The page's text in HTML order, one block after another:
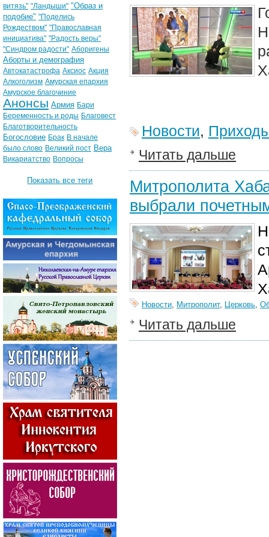
Новости,
Читать дальше
Митрополита
выбрали
Новости, Митрополит, Церковь,
Читать дальше
витязь" "Ландыши" "Образ и
подобие" "Поделись
Рождеством" "Православная
инициатива" "Радость веры"
"Синдром радости" Аборигены
Аборты и демография
Автокатастрофа Аксиос Акция
Алкоголизм Амурская епархия
Амурское благочиние
Анонсы Армия Бари
Беременность и роды Благовест
Благотворительность
Богословие Брак В начале
было слово Великий пост Вера
Викариатство Вопросы
Показать все теги